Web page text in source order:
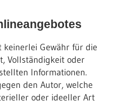
Gewähr für die
Vollständigkeit oder
Informationen.
den Autor, welche
oder ideeller Art